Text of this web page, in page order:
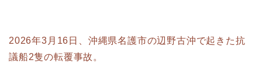
2026年3月16日、沖縄県名護市の辺野古沖で起きた抗
議船2隻の転覆事故。